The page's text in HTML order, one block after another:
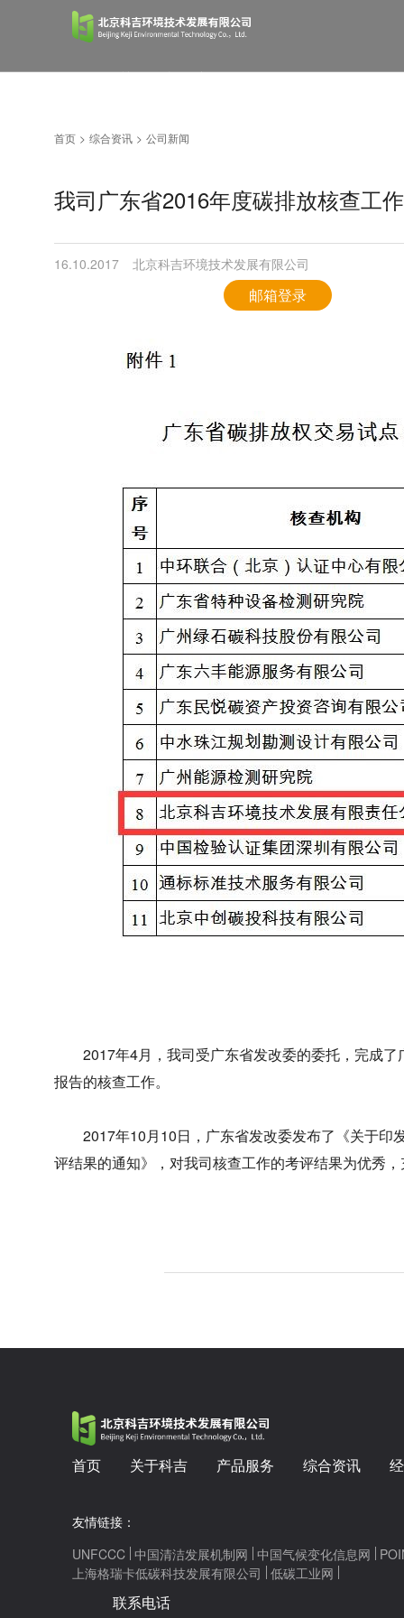
首页 关于科吉 产品服务
综合资讯 经典案例
邮箱登录
首页 > 综合资讯 > 公司新闻
我司广东省2016年度碳排放核查工
16.10.2017 北京科吉环境技术发展有限公司
2017年4月，我司受广东省发改委的委托，完成了
报告的核查工作。
2017年10月10日，广东省发改委发布了《关于印
评结果的通知》，对我司核查工作的考评结果为优秀
首页 关于科吉 产品服务 综合资讯
友情链接：
UNFCCC 中国清洁发展机制网 中国气候变化信息网
上海格瑞卡低碳科技发展有限公司 低碳工业网
联系电话